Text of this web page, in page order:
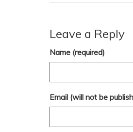
Leave a Reply
Name (required)
Email (will not be